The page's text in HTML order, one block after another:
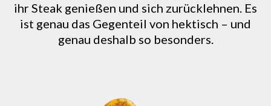
ihr Steak genießen und sich zurücklehnen. Es
ist genau das Gegenteil von hektisch – und
genau deshalb so besonders.